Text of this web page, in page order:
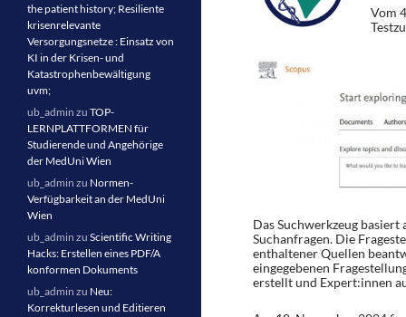
Vom
Das Suchwerkzeug
Suchanfragen. Die
enthaltener Quellen
eingegebenen
erstellt und Expert:innen
the patient history; Resiliente
krisenrelevante
Versorgungsnetze : Einsatz von
KI in der Krisen- und
Katastrophenbewältigung
uvm;
ub_admin zu TOP-
LERNPLATTFORMEN für
Studierende und Angehörige
der MedUni Wien
ub_admin zu Normen-
Verfügbarkeit an der MedUni
Wien
ub_admin zu Scientific Writing
Hacks: Erstellen eines PDF/A
konformen Dokuments
ub_admin zu Neu:
Korrekturlesen und Editieren